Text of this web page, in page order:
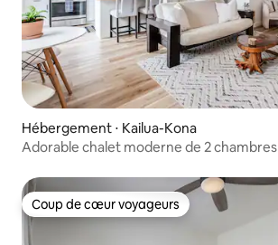
Hébergement ⋅ Kailua-Kona
Adorable chalet moderne de 2 chambres
Coup de cœur voyageurs
Coup de cœur voyageurs